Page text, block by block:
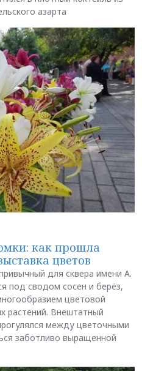
азарта
как прошла
цветов
для сквера имени А.
под сводом сосен и берёз,
цветовой
растений. Внештатный
между цветочными
заботливо выращенной